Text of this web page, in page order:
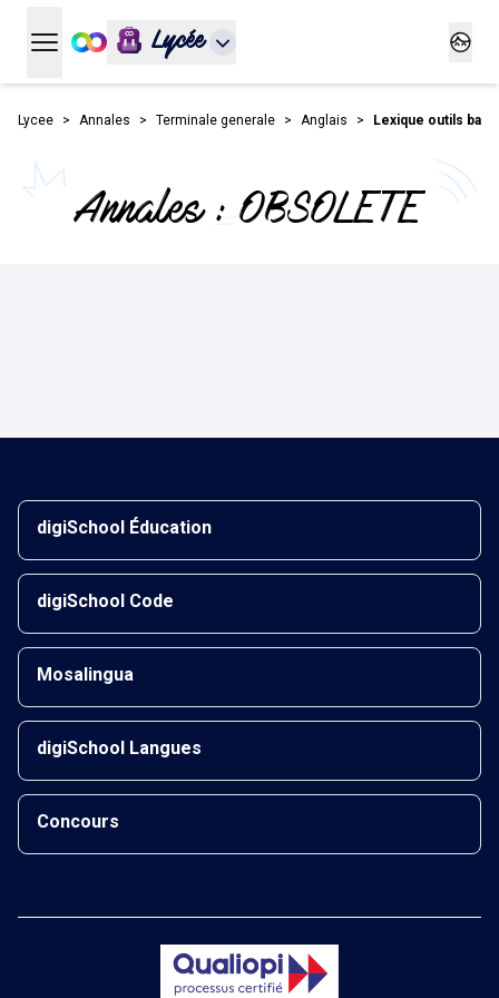
Ouvrir le menu principal
Lycée
Lycee Annales Terminale generale Anglais Lexique outils base
Annales : OBSOLETE
digiSchool Éducation
digiSchool Code
Mosalingua
digiSchool Langues
Concours